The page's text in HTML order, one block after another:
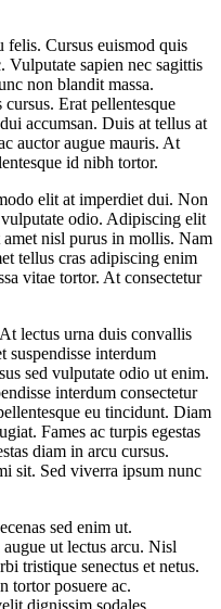
felis. Cursus euismod quis
sapien nec sagittis
non blandit massa.
Erat pellentesque
accumsan. Duis at tellus at
auctor augue mauris. At
id nibh tortor.
elit at imperdiet dui. Non
odio. Adipiscing elit
nisl purus in mollis. Nam
tellus cras adipiscing enim
vitae tortor. At consectetur
lectus urna duis convallis
suspendisse interdum
sed vulputate odio ut enim.
interdum consectetur
eu tincidunt. Diam
Fames ac turpis egestas
diam in arcu cursus.
sit. Sed viverra ipsum nunc
sed enim ut.
ut lectus arcu. Nisl
tristique senectus et netus.
tortor posuere ac.
dignissim sodales.